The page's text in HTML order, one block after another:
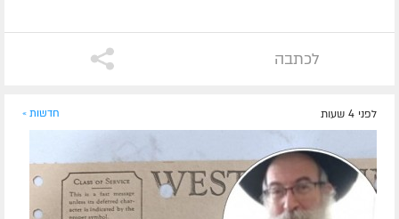
לכתבה
לפני 4 שעות חדשות »